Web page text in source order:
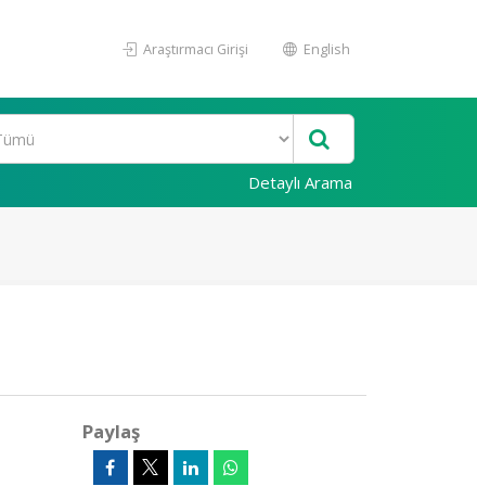
Araştırmacı Girişi English
Detaylı Arama
Paylaş